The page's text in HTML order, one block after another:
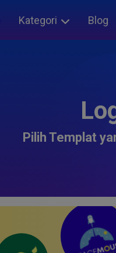
Kategori Blog
Pilih Templat